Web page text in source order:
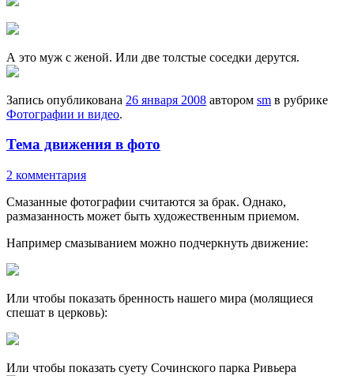
А это муж с женой. Или две толстые соседки дерутся.
Запись опубликована 26 января 2008 автором sm в рубрике
Фотографии и видео.
Тема движения в фото
2 комментария
Смазанные фотографии считаются за брак. Однако,
размазанность может быть художественным приемом.
Например смазыванием можно подчеркнуть движение:
Или чтобы показать бренность нашего мира (молящиеся
спешат в церковь):
Или чтобы показать суету Сочинского парка Ривьера